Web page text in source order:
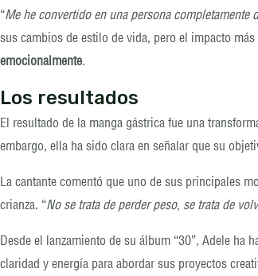
“Me he convertido en una persona
sus cambios de estilo de vida, pero el impacto
emocionalmente.
Los resultados
El resultado de la manga gástrica fue una
embargo, ella ha sido clara en señalar que su
La cantante comentó que uno de sus principales
crianza. “No se trata de perder peso, se trata de
Desde el lanzamiento de su álbum “30”, Adele
claridad y energía para abordar sus proyectos